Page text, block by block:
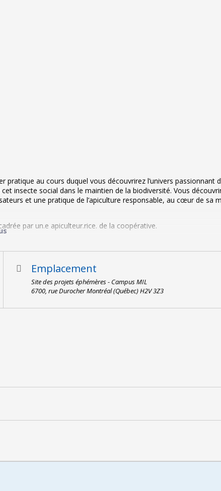
pratique au cours duquel vous découvrirez l’univers passionnant
insecte social dans le maintien de la biodiversité. Vous
et une pratique de l’apiculture responsable, au cœur de sa
par un.e apiculteur.rice. de la coopérative.
Emplacement
Site des projets éphémères - Campus MIL
6700, rue Durocher Montréal (Québec) H2V 3Z3